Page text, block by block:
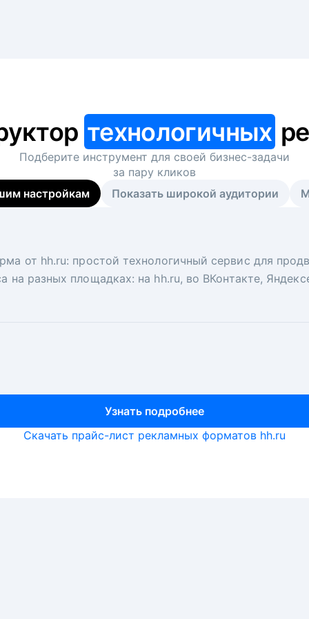
технологичных
Подберите инструмент для своей бизнес-задачи
за пару кликов
настройкам
Показать широкой аудитории
от hh.ru: простой технологичный сервис для
на разных площадках: на hh.ru, во ВКонтакте,
Узнать подробнее
вакансий на главной странице hh.ru.
ключ. Решите, сколько кандидатов и когда вам
рекрутеры и проектные менеджеры hh.ru с
Узнать подробнее
Скачать прайс-лист рекламных форматов hh.ru